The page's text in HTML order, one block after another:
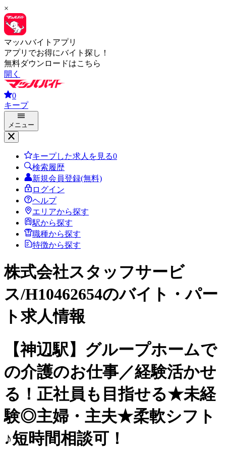
×
マッハバイトアプリ
アプリでお得にバイト探し！
無料ダウンロードはこちら
開く
0
キープ
メニュー
キープした求人を見る0
検索履歴
新規会員登録(無料)
ログイン
ヘルプ
エリアから探す
駅から探す
職種から探す
特徴から探す
株式会社スタッフサービ
ス/H10462654のバイト・パー
ト求人情報
【神辺駅】グループホームで
の介護のお仕事／経験活かせ
る！正社員も目指せる★未経
験◎主婦・主夫★柔軟シフト
♪短時間相談可！